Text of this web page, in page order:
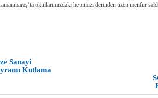
okullarımızdaki hepimizi derinden üzen menfur
Sanayi
Kutlama